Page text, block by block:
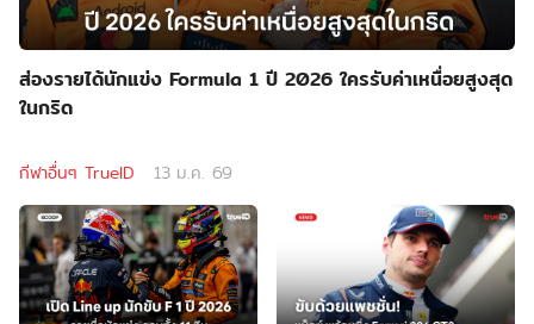
ส่องรายได้นักแข่ง Formula 1 ปี 2026 ใครรับค่าเหนื่อยสูงสุด
ในกริด
กีฬาอื่นๆ TrueID 13 ม.ค. 69